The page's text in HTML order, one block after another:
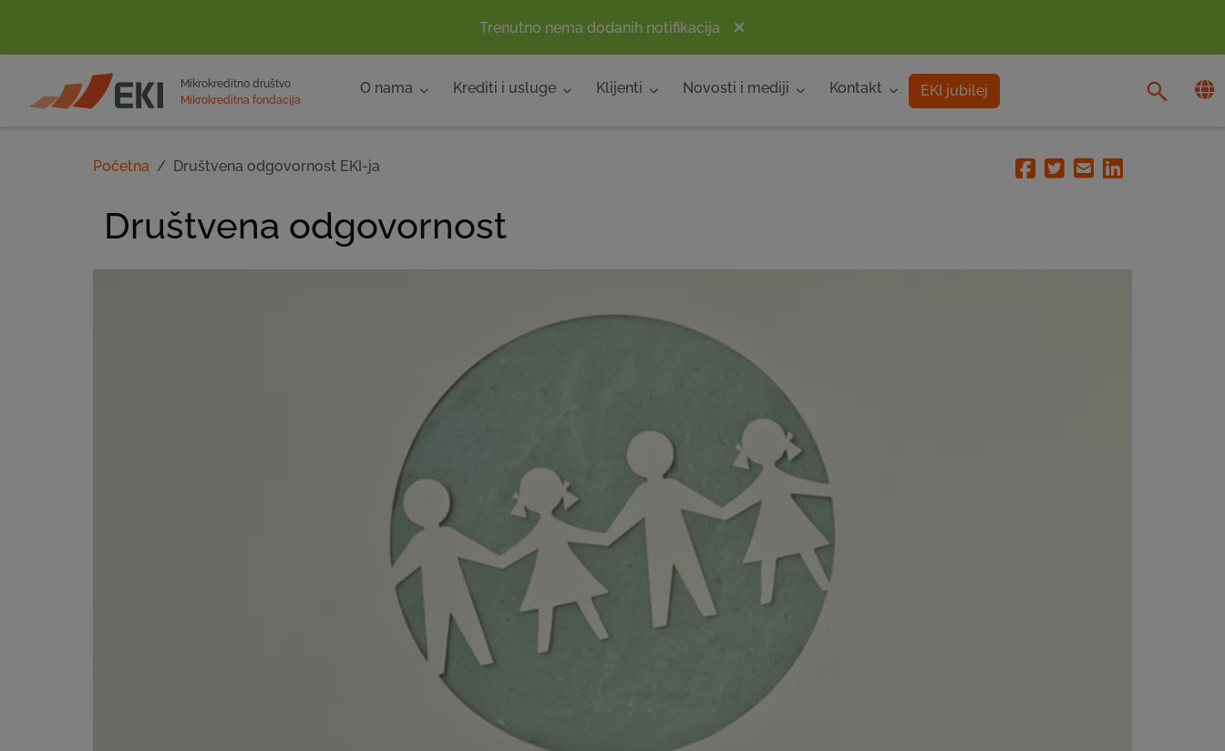
Trenutno nema dodanih notifikacija
POČETNA
Mikrokreditno društvo
Mikrokreditna fondacija
O nama Krediti i usluge Klijenti Novosti i mediji Kontakt EKI jubilej
Početna Društvena odgovornost EKI-ja Facebook
TwitterEmailLinkedin
Društvena odgovornost